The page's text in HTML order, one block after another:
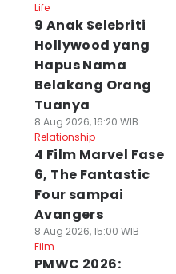
Life
9 Anak Selebriti
Hollywood yang
Hapus Nama
Belakang Orang
Tuanya
8 Aug 2026, 16:20 WIB
Relationship
4 Film Marvel Fase
6, The Fantastic
Four sampai
Avangers
8 Aug 2026, 15:00 WIB
Film
PMWC 2026: